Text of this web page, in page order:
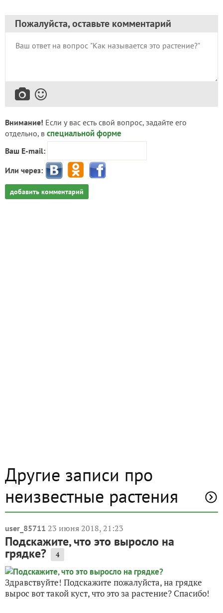
Пожалуйста, оставьте комментарий
Внимание! Если у вас есть свой вопрос, задайте его
отдельно, в специальной форме
Ваш E-mail:
Или через:
добавить комментарий
Другие записи про
неизвестные растения
user_85711 23 июня 2018, 21:23
Подскажите, что это выросло на
грядке? 4
Здравствуйте! Подскажите пожалуйста, на грядке
вырос вот такой куст, что это за растение? Спасибо!